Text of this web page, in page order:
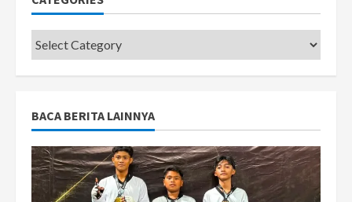
Categories
BACA BERITA LAINNYA